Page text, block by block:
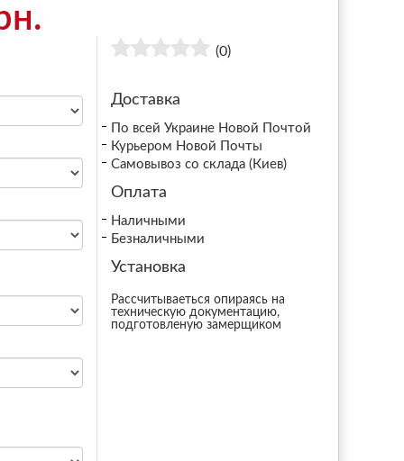
(0)
Доставка
По всей Украине Новой Почтой
Курьером Новой Почты
Самовывоз со склада (Киев)
Оплата
Наличными
Безналичными
Установка
Рассчитываеться опираясь на
техническую документацию,
подготовленую замерщиком